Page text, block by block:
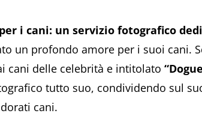
i cani: un servizio fotografico
un profondo amore per i suoi cani.
cani delle celebrità e intitolato
tutto suo, condividendo sul
cani.